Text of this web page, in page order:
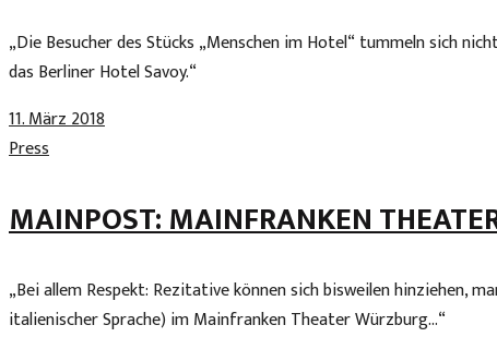
„Die Besucher des Stücks „Menschen im Hotel“ tummeln sich
das Berliner Hotel Savoy.“
11. März 2018
Press
MAINPOST: MAINFRANKEN
„Bei allem Respekt: Rezitative können sich bisweilen hinziehen,
italienischer Sprache) im Mainfranken Theater Würzburg…“